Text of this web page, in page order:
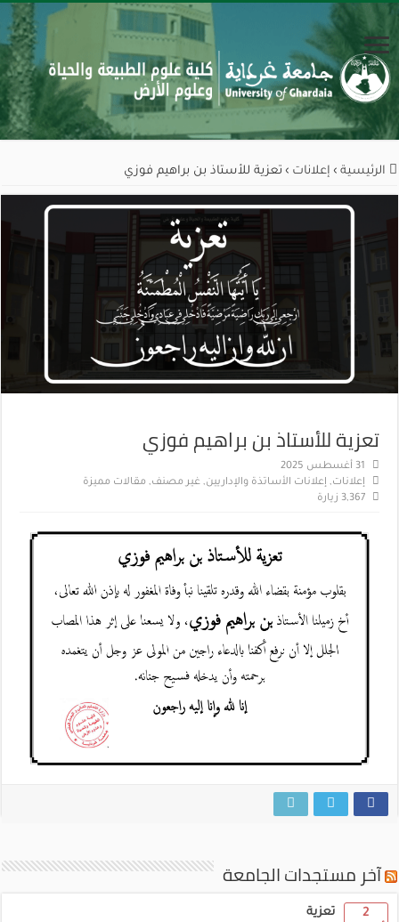
الرئيسية › إعلانات › تعزية للأستاذ بن براهيم فوزي
تعزية للأستاذ بن براهيم فوزي
31 أغسطس 2025
إعلانات, إعلانات الأساتذة والإداريين,غير مصنف, مقالات مميزة
3,367 زيارة
آخر مستجدات الجامعة
تعزية
2